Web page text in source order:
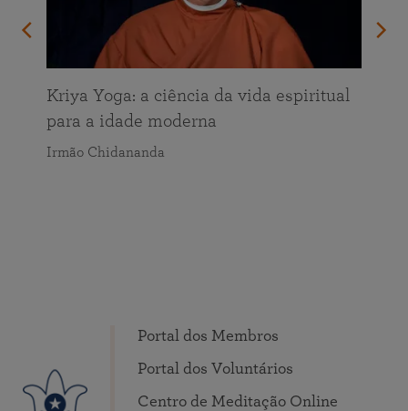
Kriya Yoga: a ciência da vida espiritual
para a idade moderna
Irmão Chidananda
Portal dos Membros
Portal dos Voluntários
Centro de Meditação Online